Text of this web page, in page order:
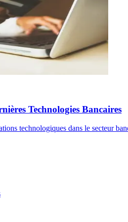
Technologies Bancaires
technologiques dans le secteur